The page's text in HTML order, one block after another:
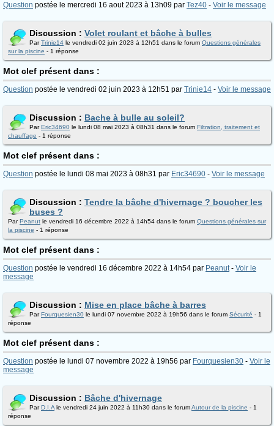
Question postée le mercredi 16 aout 2023 à 13h09 par Tez40 - Voir le message
Discussion : Volet roulant et bâche à bulles
ParTrinie14 le vendredi 02 juin 2023 à 12h51 dans le forum Questions générales
sur la piscine - 1 réponse
Mot clef présent dans :
Question postée le vendredi 02 juin 2023 à 12h51 par Trinie14 - Voir le message
Discussion : Bache à bulle au soleil?
ParEric34690 le lundi 08 mai 2023 à 08h31 dans le forum Filtration, traitement et
chauffage - 1 réponse
Mot clef présent dans :
Question postée le lundi 08 mai 2023 à 08h31 par Eric34690 - Voir le message
Discussion : Tendre la bâche d'hivernage ? boucher les
buses ?
ParPeanut le vendredi 16 décembre 2022 à 14h54 dans le forum Questions générales sur
la piscine - 1 réponse
Mot clef présent dans :
Question postée le vendredi 16 décembre 2022 à 14h54 par Peanut- Voir le
message
Discussion : Mise en place bâche à barres
ParFourquesien30 le lundi 07 novembre 2022 à 19h56 dans le forum Sécurité - 1
réponse
Mot clef présent dans :
Question postée le lundi 07 novembre 2022 à 19h56 par Fourquesien30 - Voir le
message
Discussion : Bâche d'hivernage
ParD.I.A le vendredi 24 juin 2022 à 11h30 dans le forumAutour de la piscine - 1
réponse